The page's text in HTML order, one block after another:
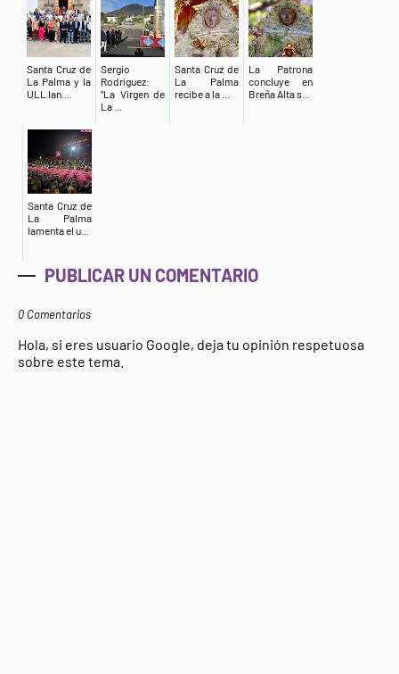
Santa Cruz de
La Palma y la
ULL lan...
Sergio
Rodríguez:
“La Virgen de
La ...
Santa Cruz de
La Palma
recibe a la ...
La Patrona
concluye en
Breña Alta s...
Santa Cruz de
La Palma
lamenta el u...
PUBLICAR UN COMENTARIO
0 Comentarios
Hola, si eres usuario Google, deja tu opinión respetuosa
sobre este tema.